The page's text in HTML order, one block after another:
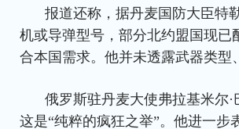
报道还称，据丹麦国防大臣特
机或导弹型号，部分北约盟国现
合本国需求。他并未透露武器类
俄罗斯驻丹麦大使弗拉基米尔
这是“纯粹的疯狂之举”。他进一